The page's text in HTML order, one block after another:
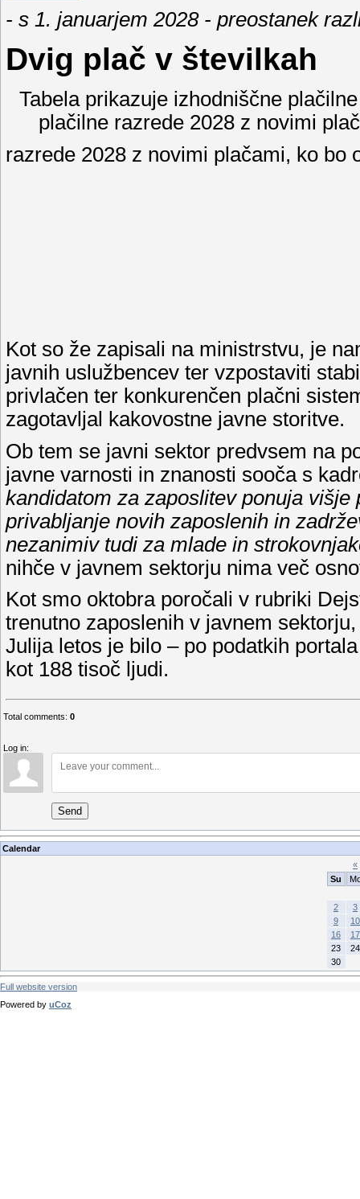
- s 1. januarjem 2028 - preostanek
Dvig plač v številkah
Tabela prikazuje izhodniščne
plačilne razrede 2028 z novimi
razrede 2028 z novimi plačami, ko bo
Kot so že zapisali na ministrstvu, je
javnih uslužbencev ter vzpostaviti
privlačen ter konkurenčen plačni
zagotavljal kakovostne javne storitve.
Ob tem se javni sektor predvsem na
javne varnosti in znanosti sooča s
kandidatom za zaposlitev ponuja
privabljanje novih zaposlenih in
nezanimiv tudi za mlade in
nihče v javnem sektorju nima več
Kot smo oktobra poročali v rubriki
trenutno zaposlenih v javnem
Julija letos je bilo – po podatkih
kot 188 tisoč ljudi.
Total comments: 0
Log in:
Send
Calendar
«
Su
2
3
9
10
16
17
23
24
30
Full website version
Powered by uCoz